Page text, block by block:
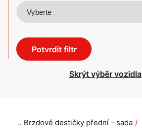
Potvrdit filtr
Skrýt výběr vozidla
Brzdové destičky přední - sada